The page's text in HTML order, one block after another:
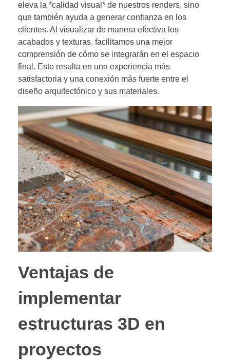
eleva la *calidad visual* de nuestros renders, sino
que también ayuda a generar confianza en los
clientes. Al visualizar de manera efectiva los
acabados y texturas, facilitamos una mejor
comprensión de cómo se integrarán en el espacio
final. Esto resulta en una experiencia más
satisfactoria y una conexión más fuerte entre el
diseño arquitectónico y sus materiales.
Ventajas de
implementar
estructuras 3D en
proyectos